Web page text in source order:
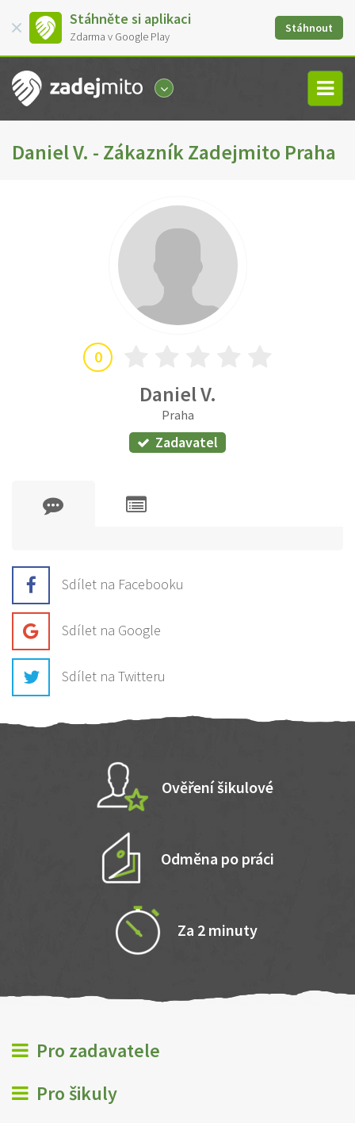
Stáhněte si aplikaci
Zdarma v Google Play
Stáhnout
Daniel V. - Zákazník Zadejmito Praha
0
Daniel V.
Praha
Zadavatel
Sdílet na Facebooku
Sdílet na Google
Sdílet na Twitteru
Ověření šikulové
Odměna po práci
Za 2 minuty
Pro zadavatele
Pro šikuly